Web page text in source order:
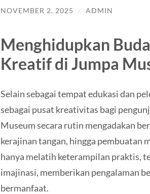
NOVEMBER 2, 2025 / ADMIN
Menghidupkan
Kreatif di Jumpa
Selain sebagai tempat edukasi dan
sebagai pusat kreativitas bagi
Museum secara rutin mengadakan
kerajinan tangan, hingga pembuatan
hanya melatih keterampilan praktis,
imajinasi, memberikan pengalaman
bermanfaat.